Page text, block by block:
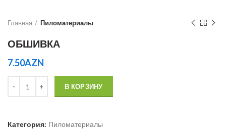
Главная Пиломатериалы
ОБШИВКА
7.50AZN
В КОРЗИНУ
Категория: Пиломатериалы